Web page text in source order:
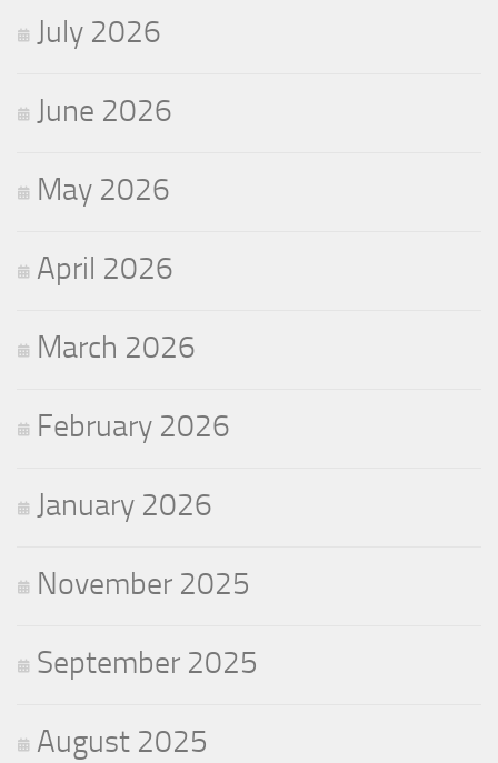
July 2026
June 2026
May 2026
April 2026
March 2026
February 2026
January 2026
November 2025
September 2025
August 2025